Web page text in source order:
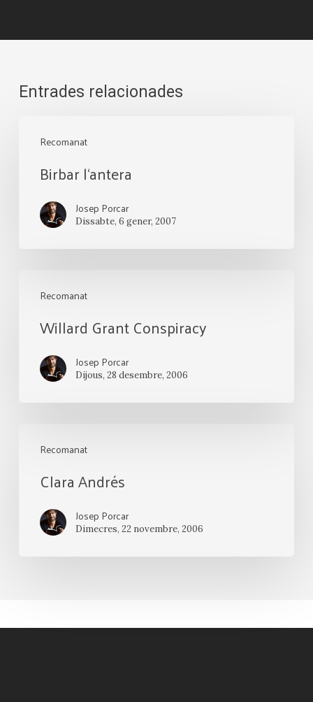
Entrades relacionades
Recomanat
l‘antera
Birbar l‘antera
Josep Porcar
Dissabte, 6 gener, 2007
Recomanat
Grant
Conspiracy
Willard Grant Conspiracy
Josep Porcar
Dijous, 28 desembre, 2006
Recomanat
Andrés
Clara Andrés
Josep Porcar
Dimecres, 22 novembre, 2006